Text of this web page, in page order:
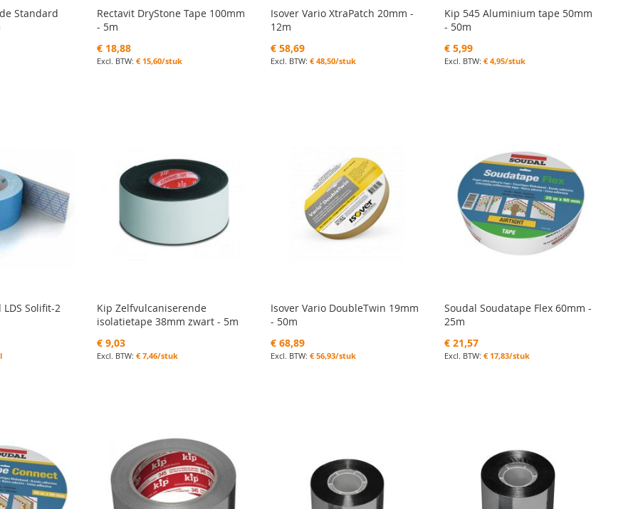
Standard
Rectavit DryStone Tape 100mm
- 5m
€ 18,88
€ 15,60/stuk
Isover Vario XtraPatch 20mm -
12m
€ 58,69
€ 48,50/stuk
Kip 545 Aluminium tape 50mm
- 50m
€ 5,99
€ 4,95/stuk
Solifit-2
Kip Zelfvulcaniserende
isolatietape 38mm zwart - 5m
€ 9,03
€ 7,46/stuk
Isover Vario DoubleTwin 19mm
- 50m
€ 68,89
€ 56,93/stuk
Soudal Soudatape Flex 60mm -
25m
€ 21,57
€ 17,83/stuk